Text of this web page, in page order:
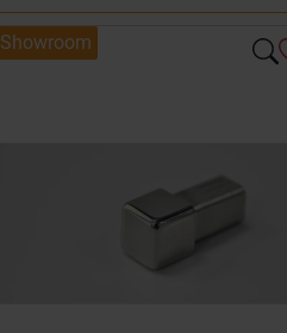
Showroom